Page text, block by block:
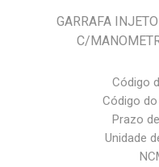
GARRAFA
C/
Código
Código
Prazo
Unidade